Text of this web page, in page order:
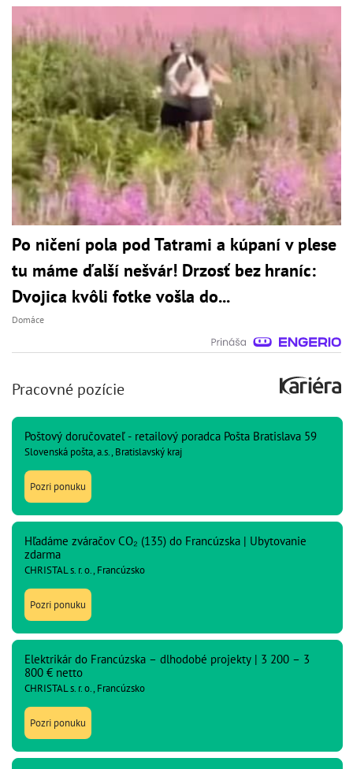
Po ničení pola pod Tatrami a kúpaní v plese
tu máme ďalší nešvár! Drzosť bez hraníc:
Dvojica kvôli fotke vošla do...
Domáce
Pracovné pozície
Poštový doručovateľ - retailový poradca Pošta Bratislava 59
Slovenská pošta, a.s., Bratislavský kraj
Pozri ponuku
Hľadáme zváračov CO₂ (135) do Francúzska | Ubytovanie
zdarma
CHRISTAL s. r. o., Francúzsko
Pozri ponuku
Elektrikár do Francúzska – dlhodobé projekty | 3 200 – 3
800 € netto
CHRISTAL s. r. o., Francúzsko
Pozri ponuku